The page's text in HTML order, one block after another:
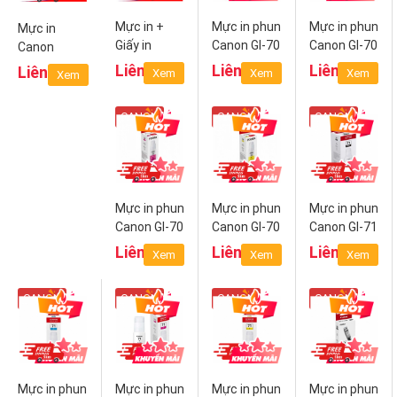
Mực in
Canon
Cartridge
Liên hệXem
Mực in +
Giấy in
KP108 IN
Liên hệ
Xem
Mực in phun
Canon GI-70
PGBK
(Black)
Liên hệ
Xem
Mực in phun
Canon GI-70
C (Cyan)
Liên hệ
Xem
CANON
Mực in phun
Canon GI-70
M
(Magenta)
Liên hệ
Xem
CANON
Mực in phun
Canon GI-70
Y (Yellow)
Liên hệ
Xem
CANON
Mực in phun
Canon GI-71
PGBK
(Pigment
Liên hệ
Xem
CANON
Mực in phun
CANON
Mực in phun
CANON
Mực in phun
CANON
Mực in phun